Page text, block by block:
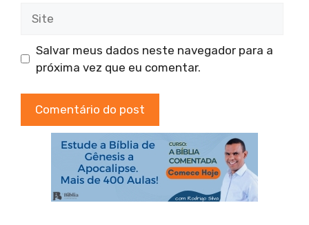
Salvar meus dados neste navegador para a
próxima vez que eu comentar.